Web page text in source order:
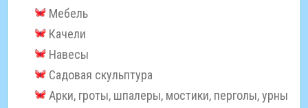
Мебель
Качели
Навесы
Садовая скульптура
Арки, гроты, шпалеры, мостики, перголы, урны